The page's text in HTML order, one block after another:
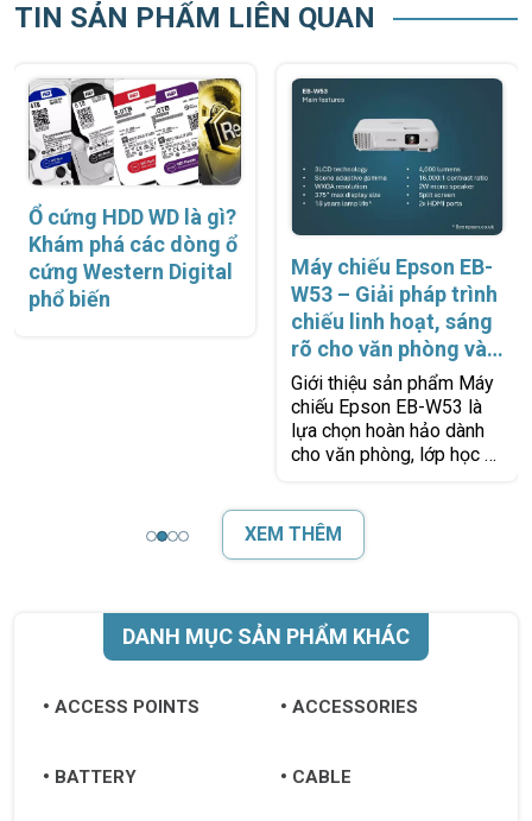
TIN SẢN PHẨM LIÊN QUAN
Ổ cứng HDD WD là gì?
Khám phá các dòng ổ
cứng Western Digital
phổ biến
Máy chiếu Epson EB-
W53 – Giải pháp trình
chiếu linh hoạt, sáng
rõ cho văn phòng và
lớp học
Giới thiệu sản phẩm Máy
chiếu Epson EB-W53 là
lựa chọn hoàn hảo dành
cho văn phòng, lớp học và
dễ
XEM THÊM
DANH MỤC SẢN PHẨM KHÁC
ACCESS POINTS ACCESSORIES
BATTERY CABLE